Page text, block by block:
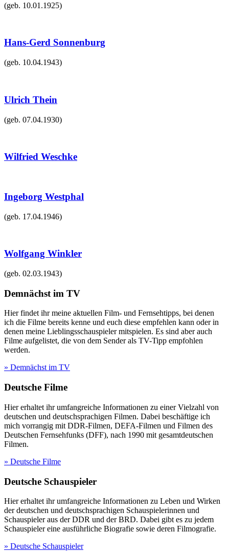
(geb. 10.01.1925)
Hans-Gerd Sonnenburg
(geb. 10.04.1943)
Ulrich Thein
(geb. 07.04.1930)
Wilfried Weschke
Ingeborg Westphal
(geb. 17.04.1946)
Wolfgang Winkler
(geb. 02.03.1943)
Demnächst im TV
Hier findet ihr meine aktuellen Film- und Fernsehtipps, bei denen
ich die Filme bereits kenne und euch diese empfehlen kann oder in
denen meine Lieblingsschauspieler mitspielen. Es sind aber auch
Filme aufgelistet, die von dem Sender als TV-Tipp empfohlen
werden.
» Demnächst im TV
Deutsche Filme
Hier erhaltet ihr umfangreiche Informationen zu einer Vielzahl von
deutschen und deutschsprachigen Filmen. Dabei beschäftige ich
mich vorrangig mit DDR-Filmen, DEFA-Filmen und Filmen des
Deutschen Fernsehfunks (DFF), nach 1990 mit gesamtdeutschen
Filmen.
» Deutsche Filme
Deutsche Schauspieler
Hier erhaltet ihr umfangreiche Informationen zu Leben und Wirken
der deutschen und deutschsprachigen Schauspielerinnen und
Schauspieler aus der DDR und der BRD. Dabei gibt es zu jedem
Schauspieler eine ausführliche Biografie sowie deren Filmografie.
» Deutsche Schauspieler